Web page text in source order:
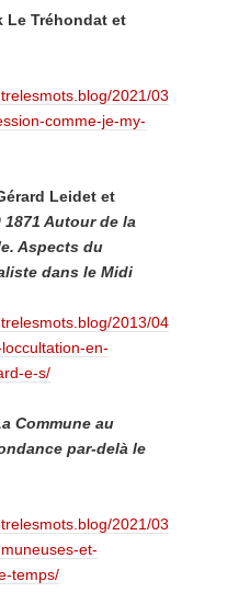
Le Tréhondat et
2021/03
comme-je-my-
Leidet et
1871 Autour de la
Aspects du
dans le Midi
2013/04
en-
e-s/
Commune au
par-delà le
2021/03
et-
temps/